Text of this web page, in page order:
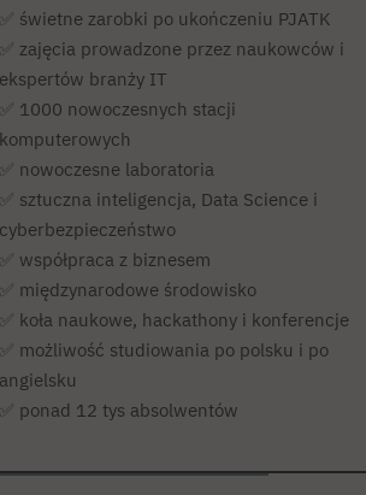
✅ świetne zarobki po ukończeniu PJATK
✅ zajęcia prowadzone przez naukowców i
ekspertów branży IT
✅ 1000 nowoczesnych stacji
komputerowych
✅ nowoczesne laboratoria
✅ sztuczna inteligencja, Data Science i
cyberbezpieczeństwo
✅ współpraca z biznesem
✅ międzynarodowe środowisko
✅ koła naukowe, hackathony i konferencje
✅ możliwość studiowania po polsku i po
angielsku
✅ ponad 12 tys absolwentów